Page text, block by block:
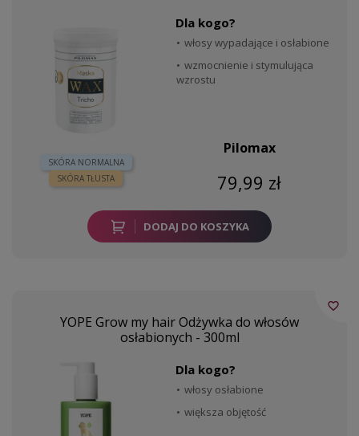
SKÓRA NORMALNA
SKÓRA TŁUSTA
Dla kogo?
włosy wypadające i osłabione
wzmocnienie i stymulująca
wzrostu
Pilomax
79,99 zł
DODAJ DO KOSZYKA
YOPE Grow my hair Odżywka do włosów
osłabionych - 300ml
Dla kogo?
włosy osłabione
większa objętość
favorite_border